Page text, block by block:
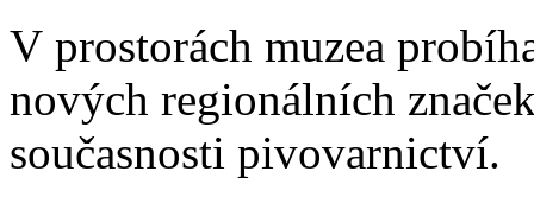
V prostorách muzea
nových regionálních
současnosti pivovarnictví.